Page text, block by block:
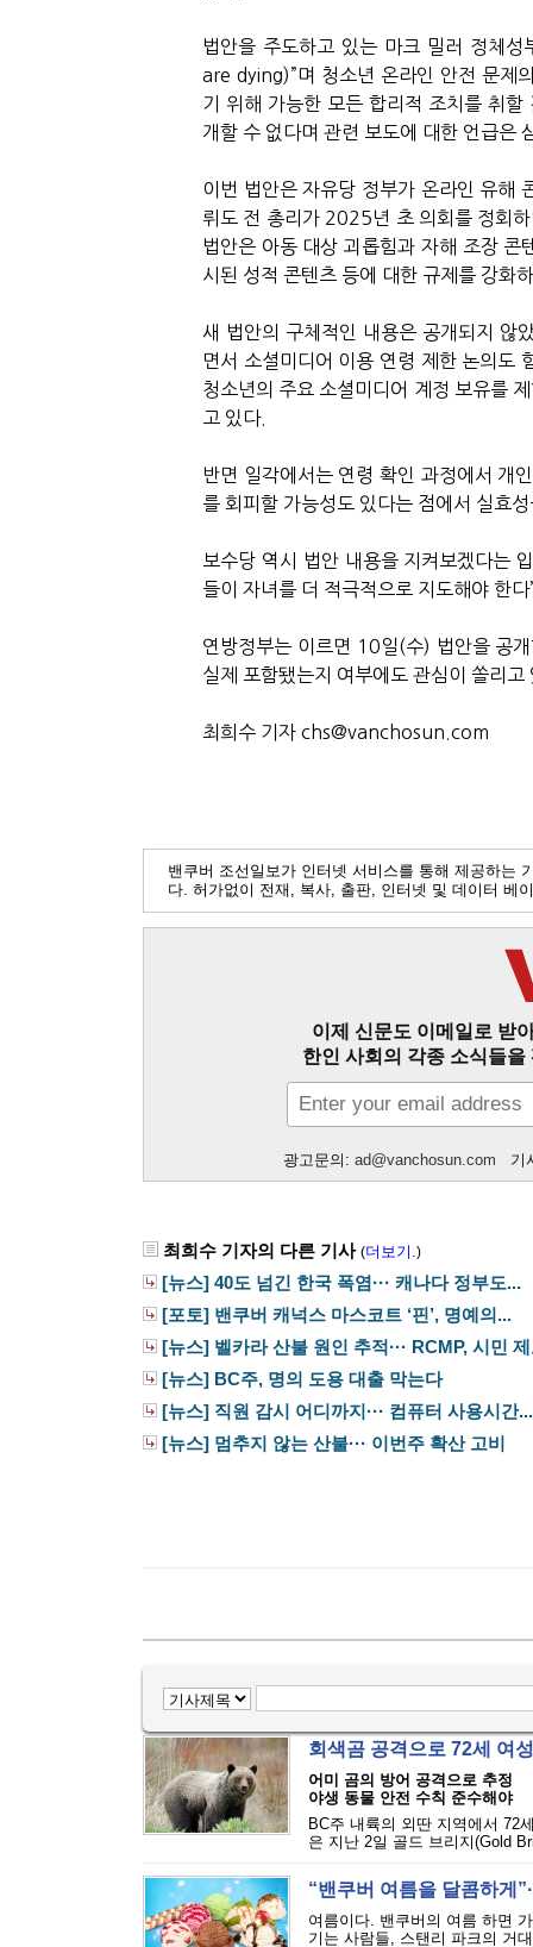
법안을 주도하고 있는 마크 밀러 정체
are dying)”며 청소년 온라인 안전 문제
기 위해 가능한 모든 합리적 조치를 취
개할 수 없다며 관련 보도에 대한 언급은
이번 법안은 자유당 정부가 온라인 유해
뤼도 전 총리가 2025년 초 의회를 정회
법안은 아동 대상 괴롭힘과 자해 조장
시된 성적 콘텐츠 등에 대한 규제를 강화
새 법안의 구체적인 내용은 공개되지 않
면서 소셜미디어 이용 연령 제한 논의도
청소년의 주요 소셜미디어 계정 보유를
고 있다.
반면 일각에서는 연령 확인 과정에서 개
를 회피할 가능성도 있다는 점에서 실효
보수당 역시 법안 내용을 지켜보겠다는
들이 자녀를 더 적극적으로 지도해야 한
연방정부는 이르면 10일(수) 법안을 공
실제 포함됐는지 여부에도 관심이 쏠리고
최희수 기자 chs@vanchosun.com
밴쿠버 조선일보가 인터넷 서비스를 통해 제공하는
다. 허가없이 전재, 복사, 출판, 인터넷 및 데이터 베
이제 신문도 이메일로 받
한인 사회의 각종 소식들
광고문의: ad@vanchosun.com 기
최희수 기자의 다른 기사 (더보기.)
[뉴스] 40도 넘긴 한국 폭염··· 캐나다 정부도...
[포토] 밴쿠버 캐넉스 마스코트 ‘핀’, 명예의...
[뉴스] 벨카라 산불 원인 추적··· RCMP, 시민
[뉴스] BC주, 명의 도용 대출 막는다
[뉴스] 직원 감시 어디까지··· 컴퓨터 사용시간...
[뉴스] 멈추지 않는 산불··· 이번주 확산 고비
회색곰 공격으로 72세 여
어미 곰의 방어 공격으로 추정
야생 동물 안전 수칙 준수해야
BC주 내륙의 외딴 지역에서 72
은 지난 2일 골드 브리지(Gold
“밴쿠버 여름을 달콤하게
여름이다. 밴쿠버의 여름 하면
기는 사람들, 스탠리 파크의 거